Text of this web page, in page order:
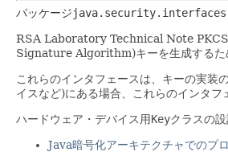
パッケージjava.security.interfaces
RSA Laboratory Technical Note
Signature Algorithm)キーを生成するた
これらのインタフェースは、キーの実装
イスなど)にある場合、これらのインタフ
ハードウェア・デバイス用Keyクラスの
Java暗号化アーキテクチャでのプ